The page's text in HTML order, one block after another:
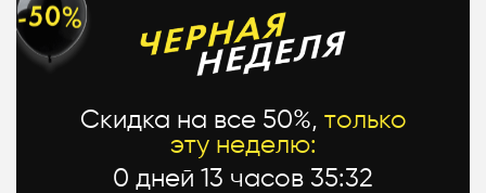
Скидка на все 50%, только
эту неделю:
0 дней 13 часов 35:31